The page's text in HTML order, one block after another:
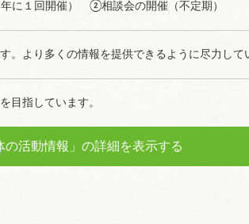
に１回開催） ②相談会の開催（不定期）
。より多くの情報を提供できるように尽力して
目指しています。
活動情報」の詳細を表示する